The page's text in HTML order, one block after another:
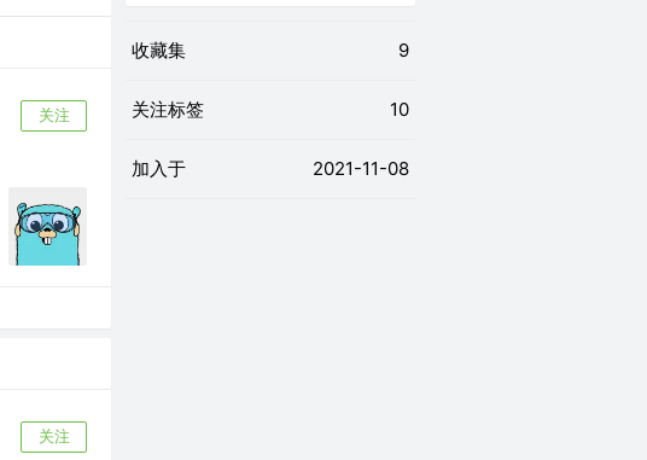
关注
关注
收藏集 9
关注标签 10
加入于 2021-11-08